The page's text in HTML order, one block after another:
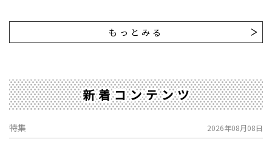
もっとみる
新着コンテンツ
特集 2026年08月08日